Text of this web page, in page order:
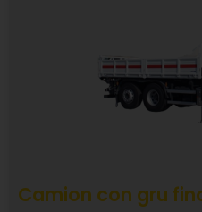
Camion con gru